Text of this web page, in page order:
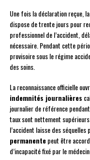
Une fois la déclaration reçue, la
dispose de trente jours pour
professionnel de l’accident,
nécessaire. Pendant cette
provisoire sous le régime
des soins.
La reconnaissance officielle
indemnités journalières
journalier de référence
taux sont nettement
l’accident laisse des séquelles
permanentepeut être
d’incapacité fixé par le